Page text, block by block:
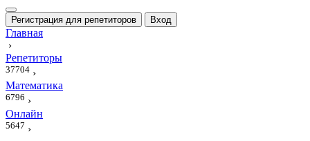
Регистрация для репетиторов Вход
Главная
›
Репетиторы
37704 ›
Математика
6796 ›
Онлайн
5647 ›